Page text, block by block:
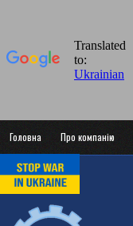
Головна Про компанію